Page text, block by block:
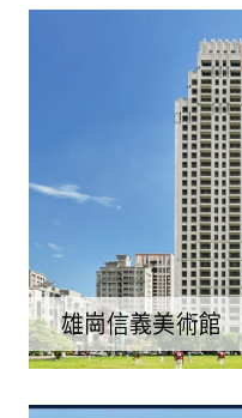
雄崗信義美術館